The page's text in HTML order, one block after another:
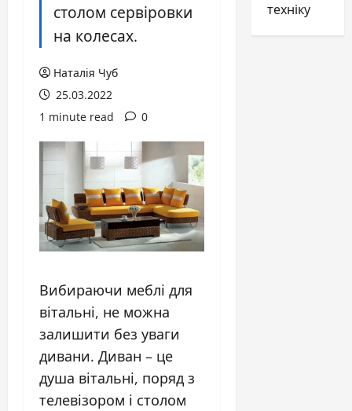
столом сервіровки
на колесах.
Наталія Чуб
25.03.2022
1 minute read
0
Вибираючи меблі для
вітальні, не можна
залишити без уваги
дивани. Диван – це
душа вітальні, поряд з
телевізором і столом
техніку